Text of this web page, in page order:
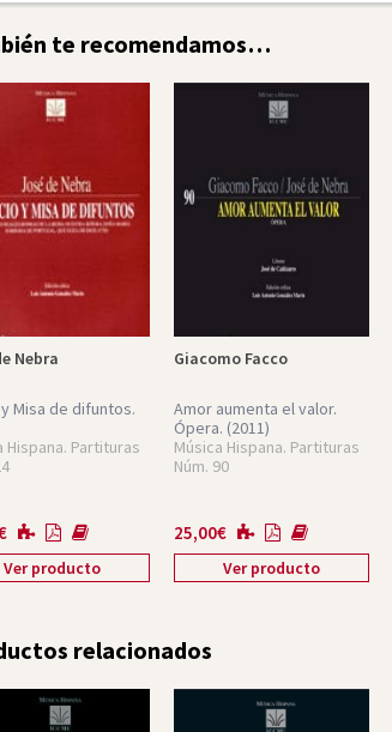
te recomendamos…
Nebra
Misa de difuntos.
Hispana. Partituras
Ver producto
Giacomo Facco
Amor aumenta el valor.
Ópera. (2011)
Música Hispana. Partituras
Núm. 90
25,00€
Ver producto
relacionados